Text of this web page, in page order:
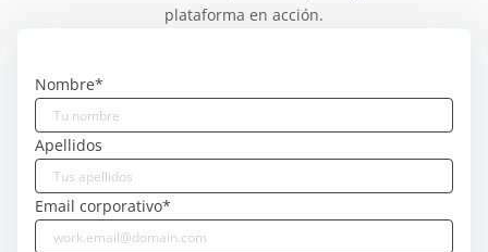
plataforma en acción.
Nombre*
Apellidos
Email corporativo*